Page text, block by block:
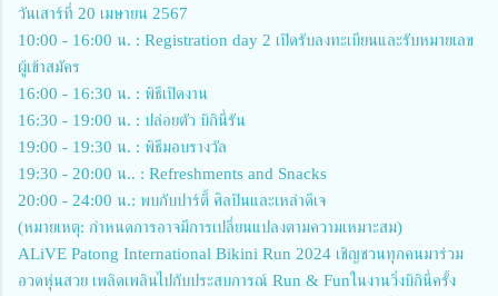
วันเสาร์ที่ 20 เมษายน 2567
10:00 - 16:00 น. : Registration day 2 เปิดรับลงทะเบียนและรับหมายเลข
ผู้เข้าสมัคร
16:00 - 16:30 น. : พิธีเปิดงาน
16:30 - 19:00 น. : ปล่อยตัว บิกินี่รัน
19:00 - 19:30 น. : พิธีมอบรางวัล
19:30 - 20:00 น.. : Refreshments and Snacks
20:00 - 24:00 น.: พบกับปาร์ตี้ ศิลปินและเหล่าดีเจ
(หมายเหตุ: กำหนดการอาจมีการเปลี่ยนแปลงตามความเหมาะสม)
ALiVE Patong International Bikini Run 2024 เชิญชวนทุกคนมาร่วม
อวดหุ่นสวย เพลิดเพลินไปกับประสบการณ์ Run & Funในงานวิ่งบิกินี่ครั้ง